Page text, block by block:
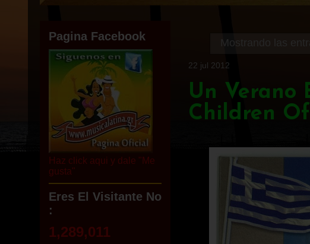
Mostrando las
22 jul 2012
Un Verano
Children
Pagina Facebook
Haz click aqui y dale "Me
gusta"
Eres El Visitante No
:
1,289,011